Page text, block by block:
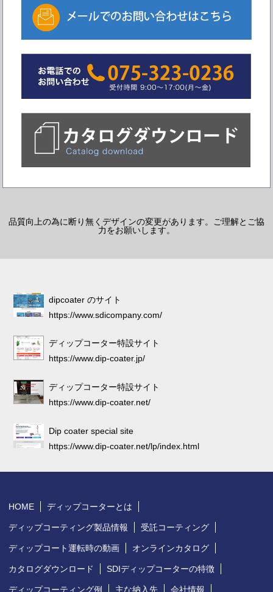
品質向上の為に断り無くデザインの変更があります。ご理解とご協
力をお願いします。
dipcoater のサイト
https://www.sdicompany.com/
ディップコーター特設サイト
https://www.dip-coater.jp/
ディップコーター特設サイト
https://www.dip-coater.net/
Dip coater special site
https://www.dip-coater.net/lp/index.html
HOME ディップコーターとは
ディップコーティング製品情報 受託コーティング
ディップコート運転時の動画 オンラインカタログ
カタログダウンロード SDIディップコーターの特徴
ディップコーティング例 主な納入先 会社情報